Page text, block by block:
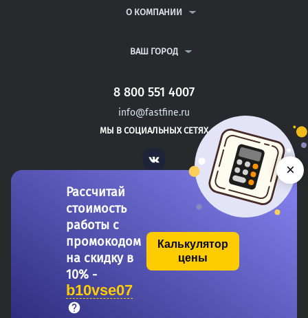
РЕФЕРАТЫ
ВОПРОСЫ И ОТВЕТЫ
ПОЛИТИКА КОНФИДЕНЦИАЛЬНОСТИ
О КОМПАНИИ
КОНТАКТЫ
ВАШ ГОРОД
САНКТ-ПЕТЕРБУРГ
НОВОТРОИЦК
ИВАНГОРОД
8 800 551 4007
info@fastfine.ru
МЫ В СОЦИАЛЬНЫХ СЕТЯХ
Vk
Copyright 2011-2026 FastFine.ru
Общество с ограниченной ответственностью «Форстад» ОГРН: 1137746693457 ИНН/КПП:
Рассчитай
стоимость
работы с
промокодом
на скидку в
10% -
b10vse07
Калькулятор
цены
×